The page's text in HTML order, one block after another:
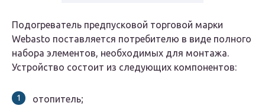
Подогреватель предпусковой торговой марки
Webasto поставляется потребителю в виде полного
набора элементов, необходимых для монтажа.
Устройство состоит из следующих компонентов:
отопитель;